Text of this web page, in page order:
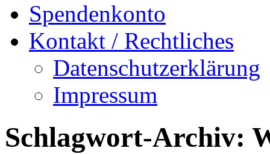
Spendenkonto
Kontakt / Rechtliches
Datenschutzerklärung
Impressum
Schlagwort-Archiv: